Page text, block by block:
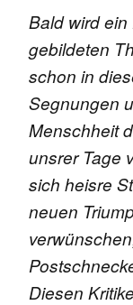
Bald wird
gebildeten
schon in
Segnungen
Menschheit
unsrer Tage
sich heisre
neuen
Diesen